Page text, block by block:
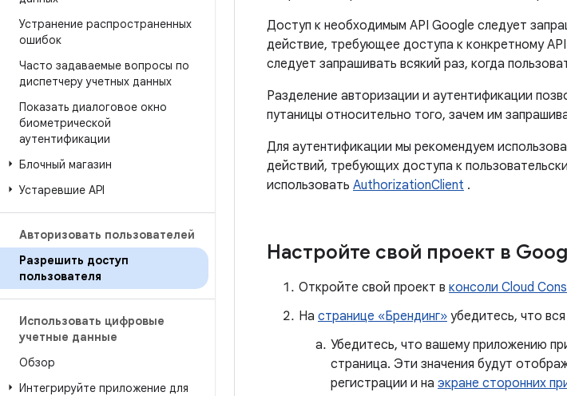
Устранение распространенных
ошибок
Часто задаваемые вопросы по
диспетчеру учетных данных
Показать диалоговое окно
биометрической
аутентификации
Блочный магазин
Устаревшие API
Авторизовать пользователей
Разрешить доступ
пользователя
Использовать цифровые
учетные данные
Обзор
Интегрируйте приложение для
Доступ к необходимым API Google следует
действие, требующее доступа к конкретному
следует запрашивать всякий раз, когда
Разделение авторизации и аутентификации
путаницы относительно того, зачем им
Для аутентификации мы рекомендуем
действий, требующих доступа к
использовать AuthorizationClient .
Настройте свой проект в
Откройте свой проект в консоли Cloud
На странице «Брендинг» убедитесь, что
Убедитесь, что вашему приложению
страница. Эти значения будут
регистрации и на экране сторонних